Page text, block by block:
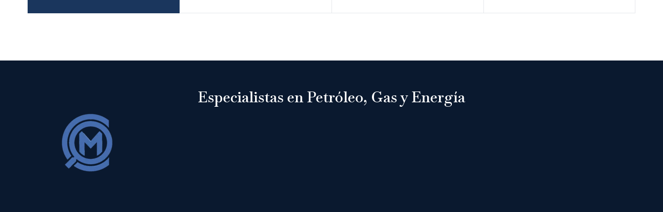
Especialistas en Petróleo, Gas y Energía